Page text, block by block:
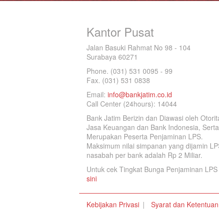
Kantor Pusat
Jalan Basuki Rahmat No 98 - 104
Surabaya 60271
Phone. (031) 531 0095 - 99
Fax. (031) 531 0838
Email: info@bankjatim.co.id
Call Center (24hours): 14044
Bank Jatim Berizin dan Diawasi oleh
Jasa Keuangan dan Bank Indonesia, Serta
Merupakan Peserta Penjaminan LPS.
Maksimum nilai simpanan yang dijamin
nasabah per bank adalah Rp 2 Miliar.
Untuk cek Tingkat Bunga Penjaminan
sini
Kebijakan Privasi Syarat dan Ketentuan